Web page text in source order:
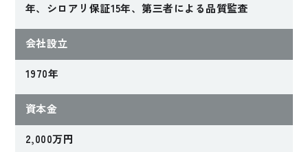
2020年完成
のびやかに暮らす家
2019年完成
の香りに包まれた快
年、シロアリ保証15年、第三者による品質監査
会社設立
1970年
資本金
2,000万円